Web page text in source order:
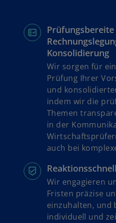
Konsolidierung
Wir sorgen für
Prüfung Ihrer
und
indem wir die
Themen
in der
auch bei
Wir engagieren
Fristen präzise
einzuhalten, und
individuell und